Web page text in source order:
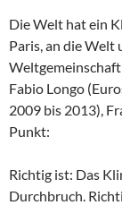
Die Welt hat ein
Paris, an die Welt
Fabio Longo
2009 bis 2013),
Punkt:
Richtig ist: Das
Durchbruch.